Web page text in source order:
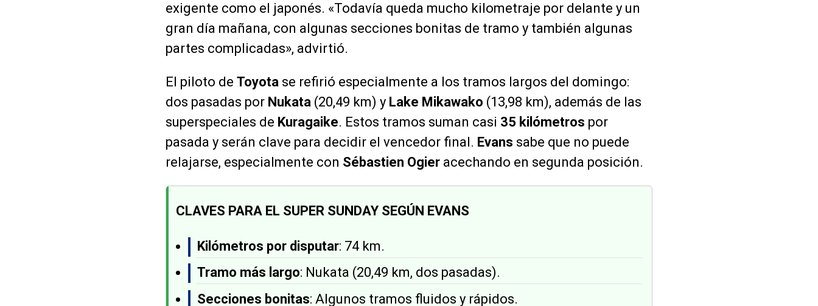
exigente como el japonés. «Todavía queda mucho kilometraje por delante y un
gran día mañana, con algunas secciones bonitas de tramo y también algunas
partes complicadas», advirtió.
El piloto de Toyota se refirió especialmente a los tramos largos del domingo:
dos pasadas por Nukata (20,49 km) y Lake Mikawako (13,98 km), además de las
superspeciales de Kuragaike. Estos tramos suman casi 35 kilómetros por
pasada y serán clave para decidir el vencedor final. Evans sabe que no puede
relajarse, especialmente con Sébastien Ogier acechando en segunda posición.
CLAVES PARA EL SUPER SUNDAY SEGÚN EVANS
Kilómetros por disputar: 74 km.
Tramo más largo: Nukata (20,49 km, dos pasadas).
Secciones bonitas: Algunos tramos fluidos y rápidos.